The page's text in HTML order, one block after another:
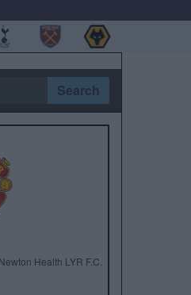
Search
Health LYR F.C.